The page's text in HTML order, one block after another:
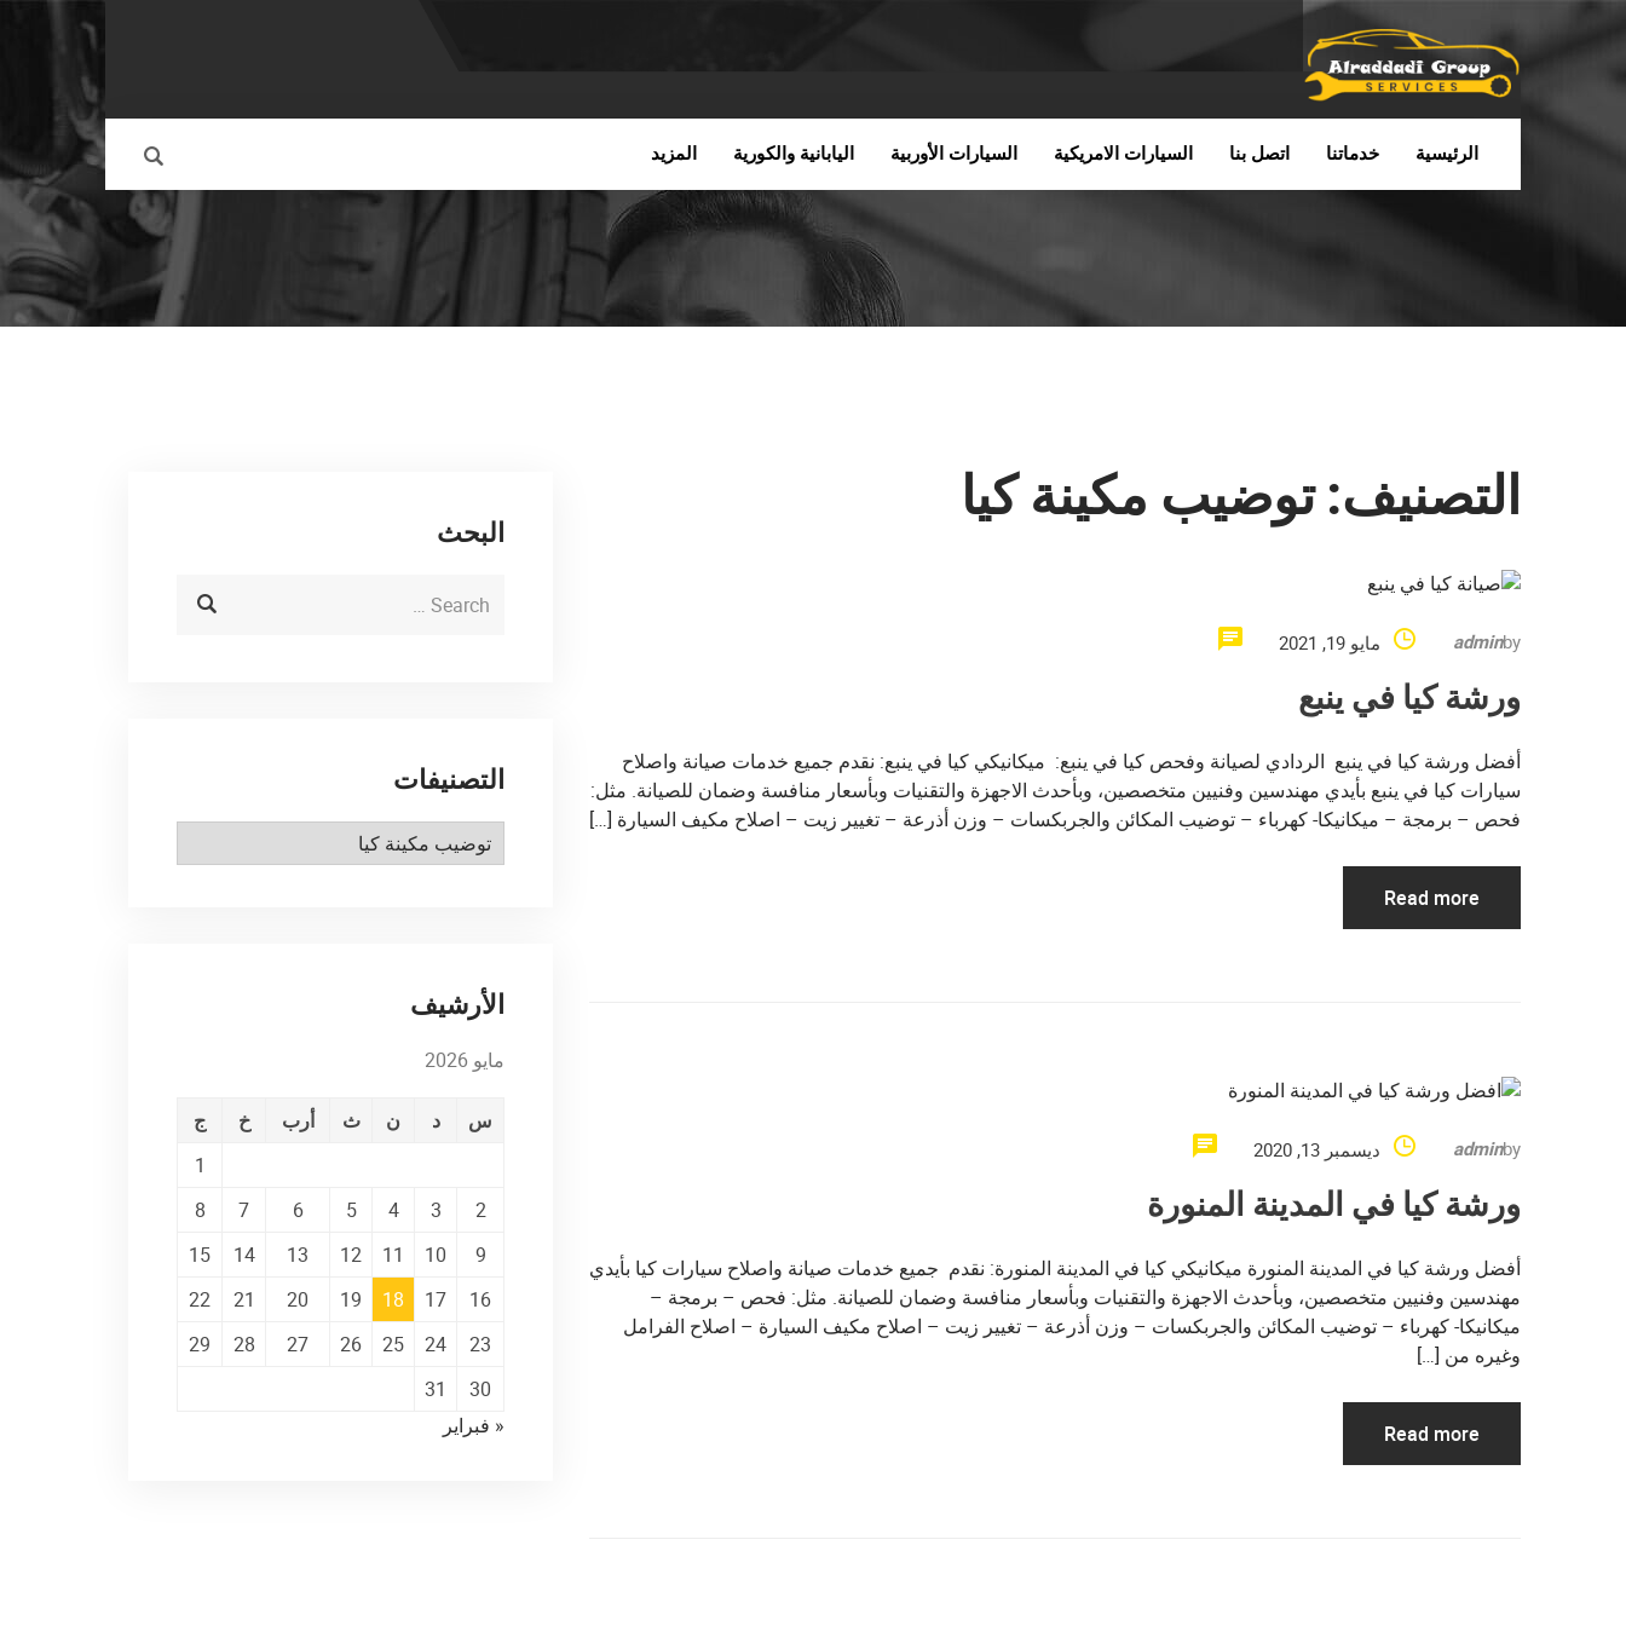
الرئيسية خدماتنا اتصل بنا السيارات الامريكية السيارات الأوربية اليابانية والكورية المزيد
التصنيف:توضيب مكينة كيا
by
admin مايو 19, 2021
ورشة كيا في ينبع
أفضل ورشة كيا في ينبع الردادي لصيانة وفحص كيا في ينبع: ميكانيكي كيا في ينبع: نقدم جميع خدمات صيانة واصلاح
سيارات كيا في ينبع بأيدي مهندسين وفنيين متخصصين، وبأحدث الاجهزة والتقنيات وبأسعار منافسة وضمان للصيانة. مثل:
فحص – برمجة – ميكانيكا- كهرباء – توضيب المكائن والجربكسات – وزن أذرعة – تغيير زيت – اصلاح مكيف السيارة […]
Read more
by
admin ديسمبر 13, 2020
ورشة كيا في المدينة المنورة
أفضل ورشة كيا في المدينة المنورة ميكانيكي كيا في المدينة المنورة: نقدم جميع خدمات صيانة واصلاح سيارات كيا بأيدي
مهندسين وفنيين متخصصين، وبأحدث الاجهزة والتقنيات وبأسعار منافسة وضمان للصيانة. مثل: فحص – برمجة –
ميكانيكا- كهرباء – توضيب المكائن والجربكسات – وزن أذرعة – تغيير زيت – اصلاح مكيف السيارة – اصلاح الفرامل
وغيره من […]
Read more
البحث
التصنيفات
التصنيفات
الأرشيف
مايو 2026
س د ن ث أرب خ
ج
1
2
3
4
5
6
7
8
9
10
11
12
13
14
15
16
17
18
19
20
21
22
23
24
25
26
27
28
29
30
31
« فبراير